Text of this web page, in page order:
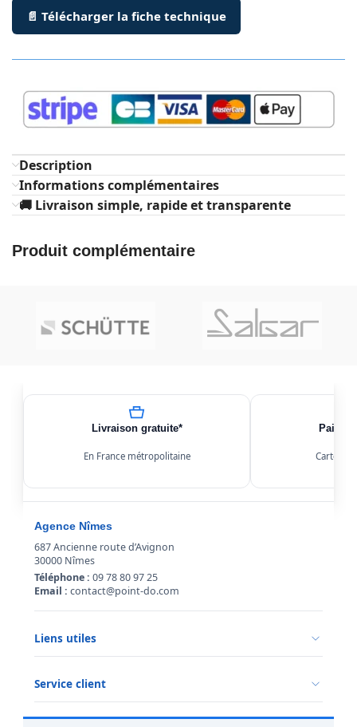
📄 Télécharger la fiche technique
Description
Informations complémentaires
🚚 Livraison simple, rapide et transparente
Produit complémentaire
Livraison gratuite*
En France métropolitaine Carte,
Agence Nîmes
687 Ancienne route d’Avignon
30000 Nîmes
Téléphone : 09 78 80 97 25
Email : contact@point-do.com
Liens utiles
Conditions générales de vente
Mentions légales
Service client